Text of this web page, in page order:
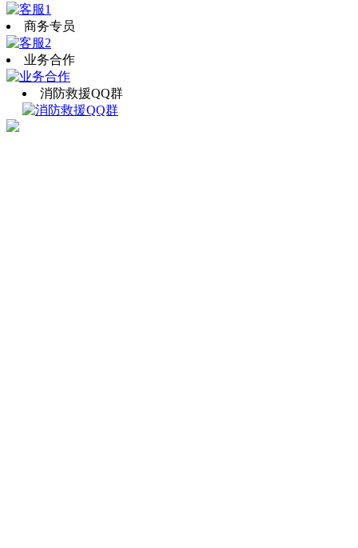
商务专员
业务合作
消防救援QQ群